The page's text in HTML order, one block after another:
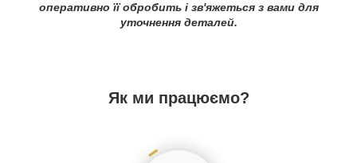
оперативно її обробить і зв'яжеться з вами для
уточнення деталей.
Як ми працюємо?